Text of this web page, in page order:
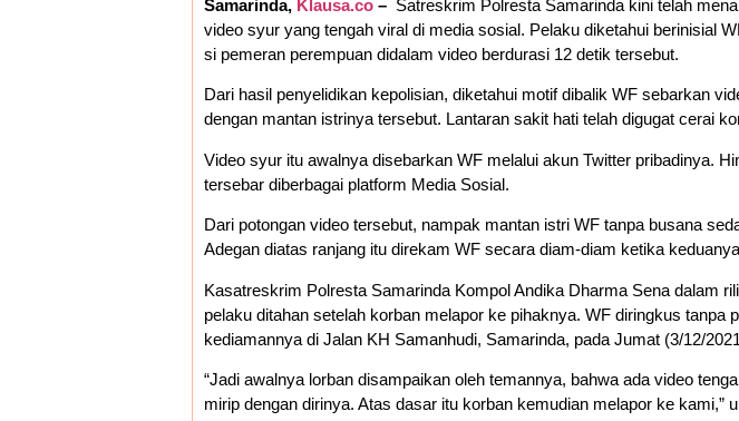
Samarinda, Klausa.co – Satreskrim Polresta Samarinda kini telah
video syur yang tengah viral di media sosial. Pelaku diketahui berinisial
si pemeran perempuan didalam video berdurasi 12 detik tersebut.
Dari hasil penyelidikan kepolisian, diketahui motif dibalik WF sebarkan
dengan mantan istrinya tersebut. Lantaran sakit hati telah digugat cerai
Video syur itu awalnya disebarkan WF melalui akun Twitter pribadinya.
tersebar diberbagai platform Media Sosial.
Dari potongan video tersebut, nampak mantan istri WF tanpa busana
Adegan diatas ranjang itu direkam WF secara diam-diam ketika
Kasatreskrim Polresta Samarinda Kompol Andika Dharma Sena dalam
pelaku ditahan setelah korban melapor ke pihaknya. WF diringkus tanpa
kediamannya di Jalan KH Samanhudi, Samarinda, pada Jumat (3/12/
“Jadi awalnya lorban disampaikan oleh temannya, bahwa ada video
mirip dengan dirinya. Atas dasar itu korban kemudian melapor ke kami,”